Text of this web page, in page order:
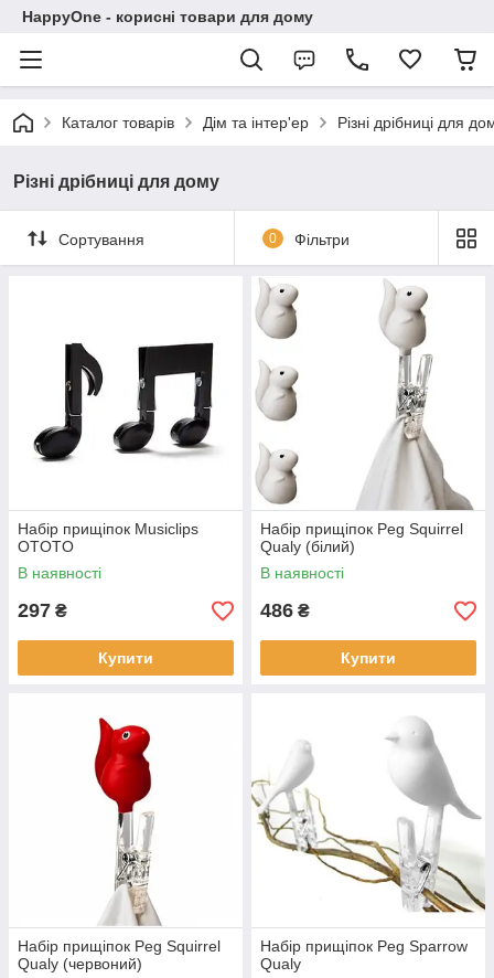
HappyOne - корисні товари для дому
Каталог товарів Дім та інтер'ер Різні дрібниці для
Різні дрібниці для дому
Сортування 0 Фільтри
Набір прищіпок Musiclips
OTOTO
В наявності
297 ₴
Купити
Набір прищіпок Peg Squirrel
Qualy (білий)
В наявності
486 ₴
Купити
Набір прищіпок Peg Squirrel
Qualy (червоний)
Набір прищіпок Peg Sparrow
Qualy